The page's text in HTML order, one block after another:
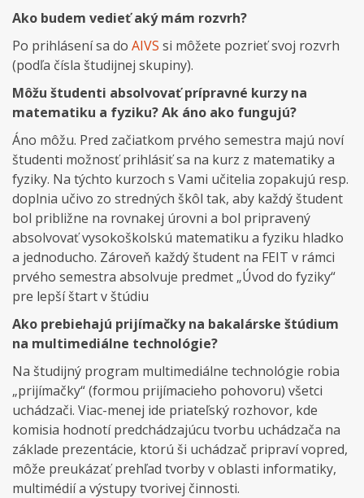
Ako budem vedieť aký mám rozvrh?
Po prihlásení sa do AIVS si môžete pozrieť svoj rozvrh
(podľa čísla študijnej skupiny).
Môžu študenti absolvovať prípravné kurzy na
matematiku a fyziku? Ak áno ako fungujú?
Áno môžu. Pred začiatkom prvého semestra majú noví
študenti možnosť prihlásiť sa na kurz z matematiky a
fyziky. Na týchto kurzoch s Vami učitelia zopakujú resp.
doplnia učivo zo stredných škôl tak, aby každý študent
bol približne na rovnakej úrovni a bol pripravený
absolvovať vysokoškolskú matematiku a fyziku hladko
a jednoducho. Zároveň každý študent na FEIT v rámci
prvého semestra absolvuje predmet „Úvod do fyziky“
pre lepší štart v štúdiu
Ako prebiehajú prijímačky na bakalárske štúdium
na multimediálne technológie?
Na študijný program multimediálne technológie robia
„prijímačky“ (formou prijímacieho pohovoru) všetci
uchádzači. Viac-menej ide priateľský rozhovor, kde
komisia hodnotí predchádzajúcu tvorbu uchádzača na
základe prezentácie, ktorú ši uchádzač pripraví vopred,
môže preukázať prehľad tvorby v oblasti informatiky,
multimédií a výstupy tvorivej činnosti.